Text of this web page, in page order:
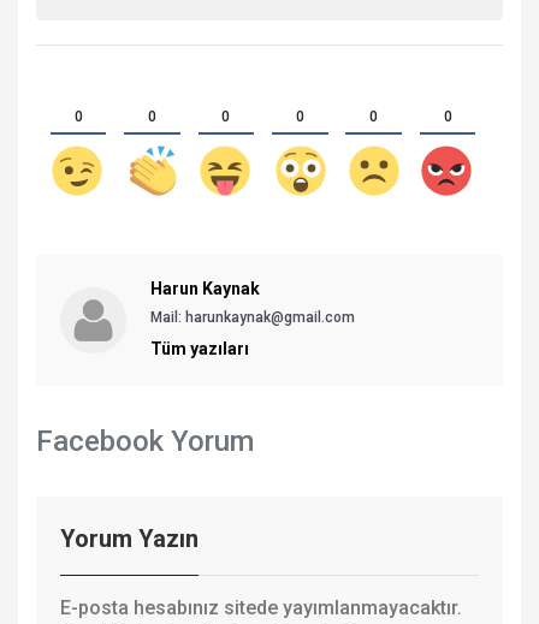
0 0 0 0 0 0
Harun Kaynak
Mail: harunkaynak@gmail.com
Tüm yazıları
Facebook Yorum
Yorum Yazın
E-posta hesabınız sitede yayımlanmayacaktır.